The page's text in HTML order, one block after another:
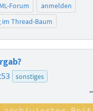
Forum
anmelden
im Thread-Baum
sonstiges